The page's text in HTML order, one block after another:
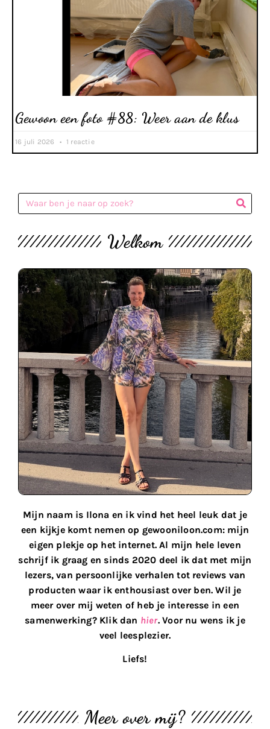
Gewoon een foto #88: Weer aan de klus
16 juli 2026 1 reactie
Welkom
Mijn naam is Ilona en ik vind het heel leuk dat je
een kijkje komt nemen op gewooniloon.com: mijn
eigen plekje op het internet. Al mijn hele leven
schrijf ik graag en sinds 2020 deel ik dat met mijn
lezers, van persoonlijke verhalen tot reviews van
producten waar ik enthousiast over ben. Wil je
meer over mij weten of heb je interesse in een
samenwerking? Klik dan hier. Voor nu wens ik je
veel leesplezier.
Liefs!
Meer over mij?